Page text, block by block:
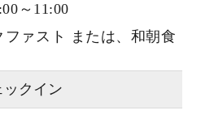
～11:00
ァスト または、和朝食
ックイン